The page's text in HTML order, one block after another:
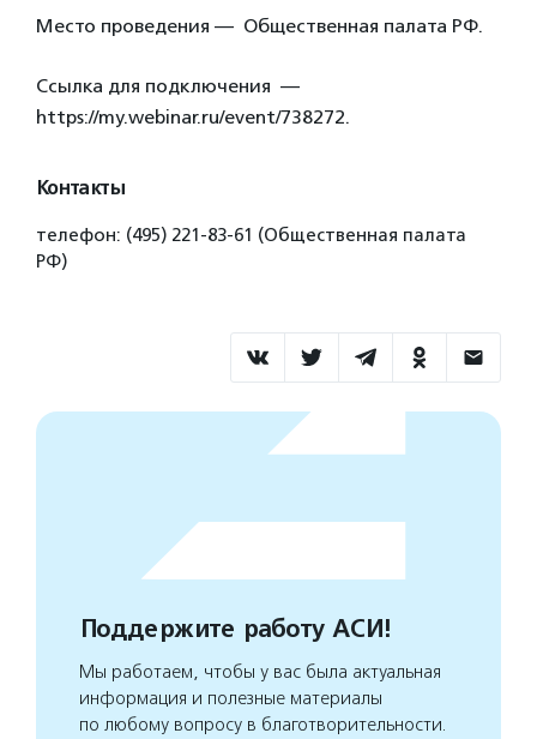
Место проведения — Общественная палата РФ.
Ссылка для подключения —
https://my.webinar.ru/event/738272.
Контакты
телефон: (495) 221-83-61 (Общественная палата
РФ)
Поддержите работу АСИ!
Мы работаем, чтобы у вас была актуальная
информация и полезные материалы
по любому вопросу в благотворительности.